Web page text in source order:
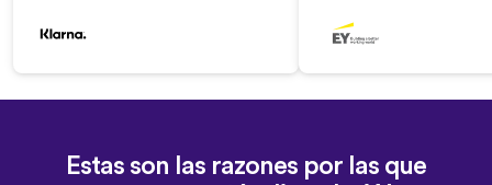
Estas son las razones por las que